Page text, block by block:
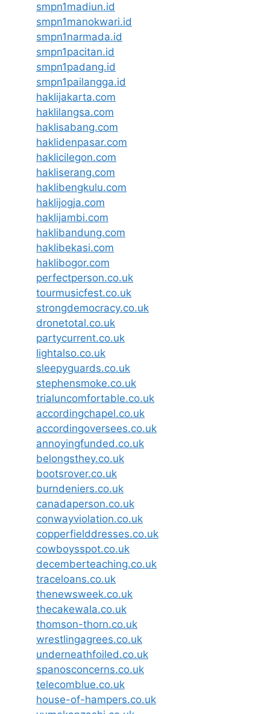
smpn1madiun.id
smpn1manokwari.id
smpn1narmada.id
smpn1pacitan.id
smpn1padang.id
smpn1pailangga.id
haklijakarta.com
haklilangsa.com
haklisabang.com
haklidenpasar.com
haklicilegon.com
hakliserang.com
haklibengkulu.com
haklijogja.com
haklijambi.com
haklibandung.com
haklibekasi.com
haklibogor.com
perfectperson.co.uk
tourmusicfest.co.uk
strongdemocracy.co.uk
dronetotal.co.uk
partycurrent.co.uk
lightalso.co.uk
sleepyguards.co.uk
stephensmoke.co.uk
trialuncomfortable.co.uk
accordingchapel.co.uk
accordingoversees.co.uk
annoyingfunded.co.uk
belongsthey.co.uk
bootsrover.co.uk
burndeniers.co.uk
canadaperson.co.uk
conwayviolation.co.uk
copperfielddresses.co.uk
cowboysspot.co.uk
decemberteaching.co.uk
traceloans.co.uk
thenewsweek.co.uk
thecakewala.co.uk
thomson-thorn.co.uk
wrestlingagrees.co.uk
underneathfoiled.co.uk
spanosconcerns.co.uk
telecomblue.co.uk
house-of-hampers.co.uk